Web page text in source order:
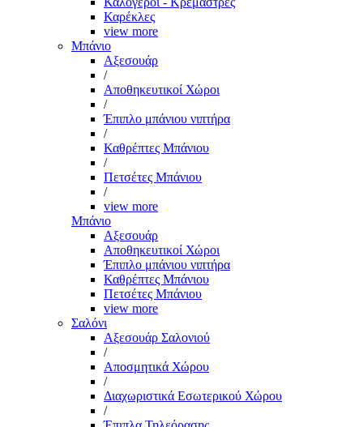
Καρέκλες
view more
Μπάνιο
Αξεσουάρ
/
Αποθηκευτικοί Χώροι
/
Έπιπλο μπάνιου νιπτήρα
/
Καθρέπτες Μπάνιου
/
Πετσέτες Μπάνιου
/
view more
Μπάνιο
Αξεσουάρ
Αποθηκευτικοί Χώροι
Έπιπλο μπάνιου νιπτήρα
Καθρέπτες Μπάνιου
Πετσέτες Μπάνιου
view more
Σαλόνι
Αξεσουάρ Σαλονιού
/
Αποσμητικά Χώρου
/
Διαχωριστικά Εσωτερικού Χώρου
/